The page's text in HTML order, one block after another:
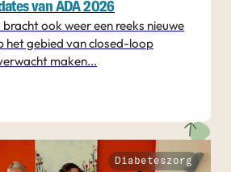
van ADA 2026
ook weer een reeks nieuwe
het gebied van closed-loop
maken...
Diabeteszorg